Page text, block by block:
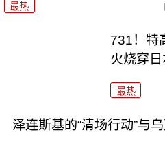
最热
731！特
火烧穿
最热
泽连斯基的“清场行动”与